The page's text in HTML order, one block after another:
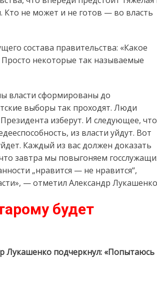
Кто не может и не готов — во власть
состава правительства: «Какое
Просто некоторые так называемые
власти сформированы до
выборы так проходят. Люди
изберут. И следующее, что
из власти уйдут. Вот
Каждый из вас должен доказать
завтра мы повыгоняем
„нравится — не нравится“,
— отметил Александр
будет
Лукашенко подчеркнул: «Попытаюсь